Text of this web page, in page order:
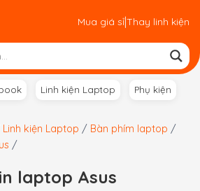
Mua giá sỉ|Thay linh kiện
Linh kiện Laptop Phụ kiện
Linh kiện Laptop / Bàn phím laptop /
/
laptop Asus